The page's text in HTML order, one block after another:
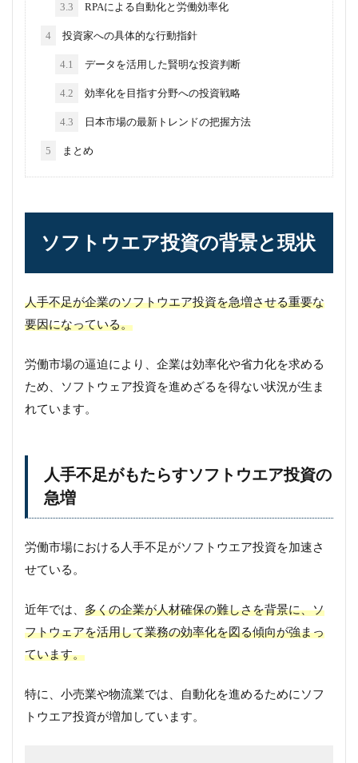
3.3 RPAによる自動化と労働効率化
4 投資家への具体的な行動指針
4.1 データを活用した賢明な投資判断
4.2 効率化を目指す分野への投資戦略
4.3 日本市場の最新トレンドの把握方法
5 まとめ
ソフトウエア投資の背景と現状
人手不足が企業のソフトウエア投資を急増させる重要な
要因になっている。
労働市場の逼迫により、企業は効率化や省力化を求める
ため、ソフトウェア投資を進めざるを得ない状況が生ま
れています。
人手不足がもたらすソフトウエア投資の
急増
労働市場における人手不足がソフトウエア投資を加速さ
せている。
近年では、 多くの企業が人材確保の難しさを背景に、ソ
フトウェアを活用して業務の効率化を図る傾向が強まっ
ています。
特に、小売業や物流業では、自動化を進めるためにソフ
トウエア投資が増加しています。